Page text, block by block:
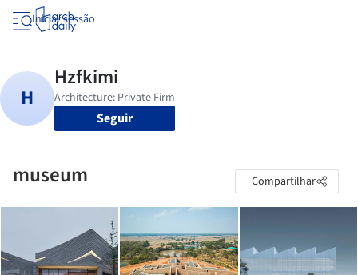
Iniciar sessão
Seguir
museum Compartilhar